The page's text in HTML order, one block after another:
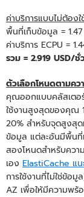
ค่าบริการแบบไม่ต้อง
พื้นที่เก็บข้อมูล =
ค่าบริการ ECPU =
รวม = 2.919 USD/ชั่
ตัวเลือกโหนดตามคว
คุณออกแบบคลัสเตอ
ใช้งานสูงสุดของคุณ
20% สําหรับจุดสูงสุ
ข้อมูล แต่ละอันมีพื้นที่
สองโหนดสําหรับคว
เอง ElastiCache แน
การใช้งานที่ไม่ใช่ข้อ
AZ เพื่อให้มีความพร้